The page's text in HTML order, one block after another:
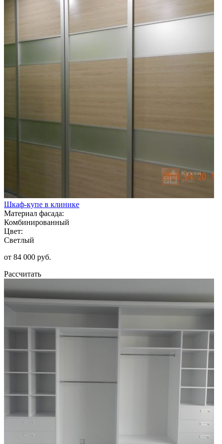
Шкаф-купе в клинике
Материал фасада:
Комбинированный
Цвет:
Светлый
от 84 000 руб.
Рассчитать